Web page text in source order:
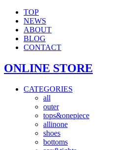
TOP
NEWS
ABOUT
BLOG
CONTACT
ONLINE STORE
CATEGORIES
all
outer
tops&onepiece
allinone
shoes
bottoms